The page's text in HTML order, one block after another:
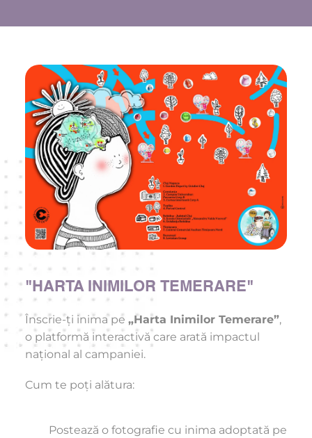
"HARTA INIMILOR TEMERARE"
Înscrie-ți inima pe „Harta Inimilor Temerare”,
o platformă interactivă care arată impactul
național al campaniei.
Cum te poți alătura:
Postează o fotografie cu inima adoptată pe